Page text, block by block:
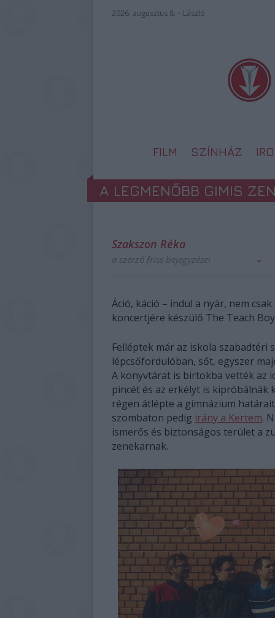
2026. augusztus 8. – László
FILM SZÍNHÁZ
A LEGMENŐBB GIMIS
Szakszon Réka
a szerző friss bejegyzései
Áció, káció – indul a nyár, nem
koncertjére készülő The Teach
Felléptek már az iskola szabadtéri
lépcsőfordulóban, sőt, egyszer
A könyvtárat is birtokba vették az
pincét és az erkélyt is kipróbálnák
régen átlépte a gimnázium
szombaton pedig irány a Kertem.
ismerős és biztonságos terület a
zenekarnak.